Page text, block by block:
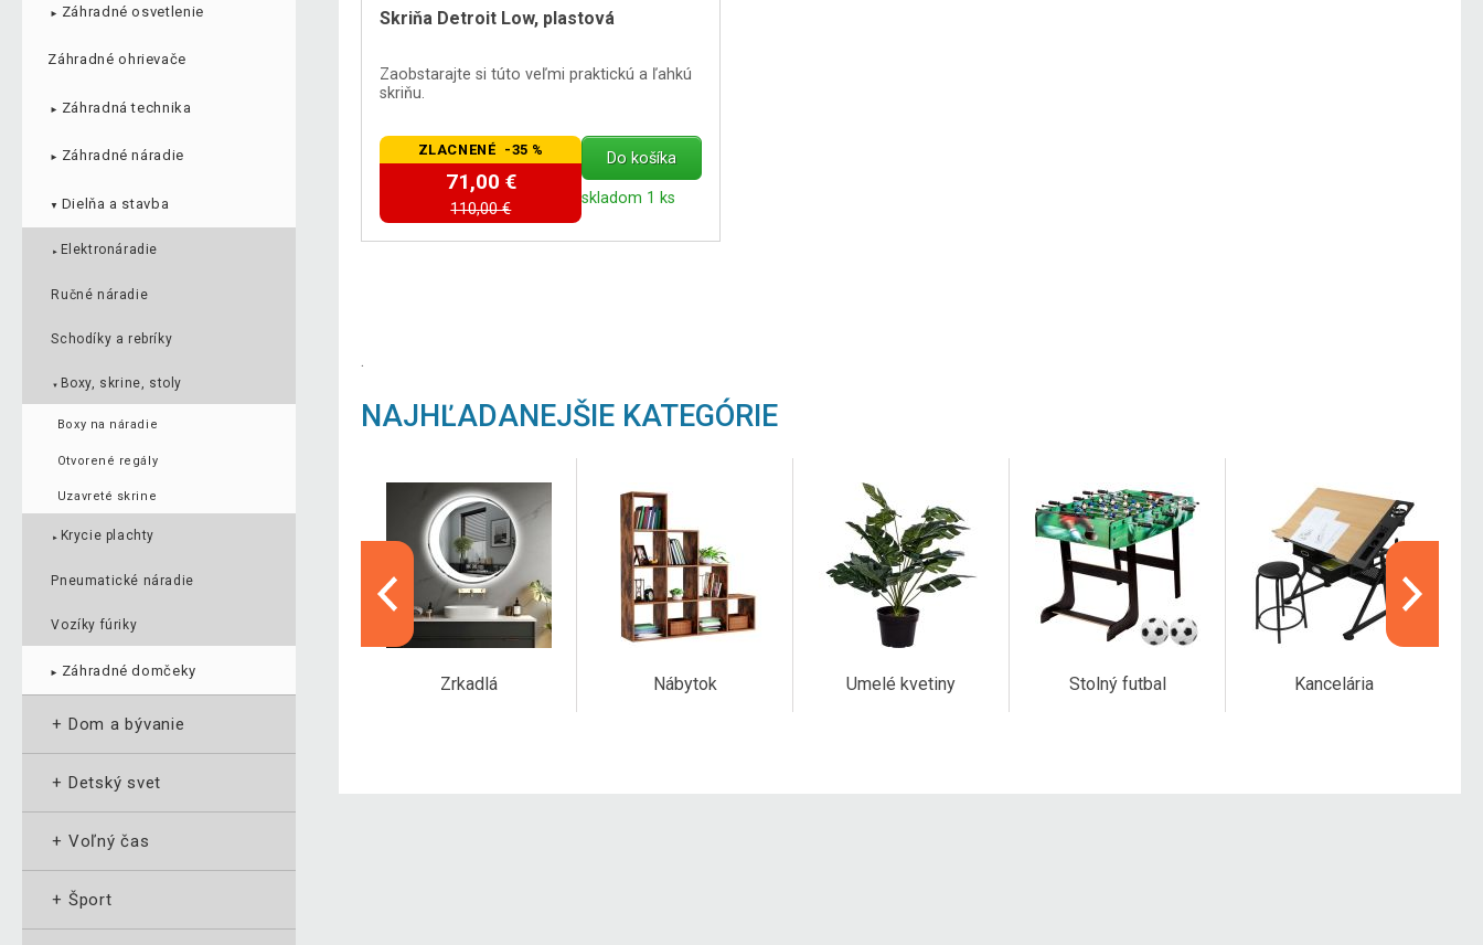
► Záhradné osvetlenie
Záhradné ohrievače
► Záhradná technika
► Záhradné náradie
▼ Dielňa a stavba
► Elektronáradie
Ručné náradie
Schodíky a rebríky
▼ Boxy, skrine, stoly
Boxy na náradie
Otvorené regály
Uzavreté skrine
► Krycie plachty
Pneumatické náradie
Vozíky fúriky
► Záhradné domčeky
+ Dom a bývanie
+ Detský svet
+ Voľný čas
+ Šport
Skriňa Detroit Low, plastová
Zaobstarajte si túto veľmi praktickú a ľahkú
skriňu.
ZLACNENÉ -35 %
71,00 €
110,00 €
Do košíka
skladom 1 ks
.
NAJHĽADANEJŠIE KATEGÓRIE
Zrkadlá Nábytok Umelé kvetiny Stolný futbal Kancelária